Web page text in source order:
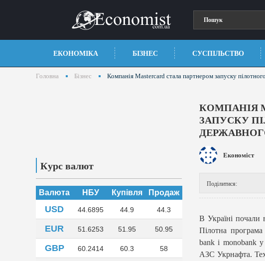
ЕКОНОМІКА БІЗНЕС СУСПІЛЬСТВО
Головна Бізнес Компанія Mastercard стала партнером запуску
Курс валют
Валюта НБУ Купівля Продаж
USD 44.6895 44.9 44.3
EUR 51.6253 51.95 50.95
GBP 60.2414 60.3 58
КОМПАНІЯ
ЗАПУСКУ
Економіст
Поділитися:
В Україні почали
Пілотна
bank і monobank
АЗС Укрнафта.